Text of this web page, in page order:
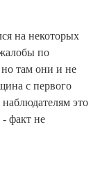
на некоторых
по
но там они и не
с первого
это
- факт не